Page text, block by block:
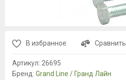
В избранное Сравнить
Артикул: 26695
Бренд: Grand Line / Гранд Лайн